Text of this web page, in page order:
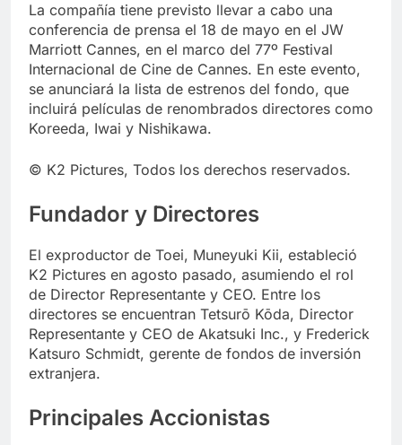
La compañía tiene previsto llevar a cabo una
conferencia de prensa el 18 de mayo en el JW
Marriott Cannes, en el marco del 77º Festival
Internacional de Cine de Cannes. En este evento,
se anunciará la lista de estrenos del fondo, que
incluirá películas de renombrados directores como
Koreeda, Iwai y Nishikawa.
© K2 Pictures, Todos los derechos reservados.
Fundador y Directores
El exproductor de Toei, Muneyuki Kii, estableció
K2 Pictures en agosto pasado, asumiendo el rol
de Director Representante y CEO. Entre los
directores se encuentran Tetsurō Kōda, Director
Representante y CEO de Akatsuki Inc., y Frederick
Katsuro Schmidt, gerente de fondos de inversión
extranjera.
Principales Accionistas